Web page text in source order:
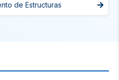
de Estructuras